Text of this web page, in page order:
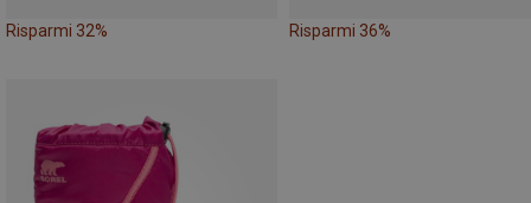
Risparmi 32% Risparmi 36%